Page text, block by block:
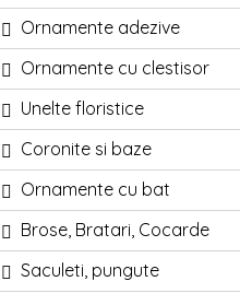
Ornamente adezive
Ornamente cu clestisor
Unelte floristice
Coronite si baze
Ornamente cu bat
Brose, Bratari, Cocarde
Saculeti, pungute